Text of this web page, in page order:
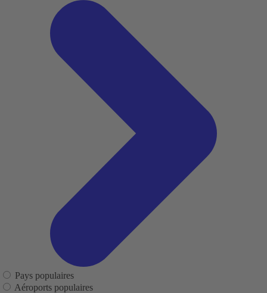
Pays populaires
Aéroports populaires